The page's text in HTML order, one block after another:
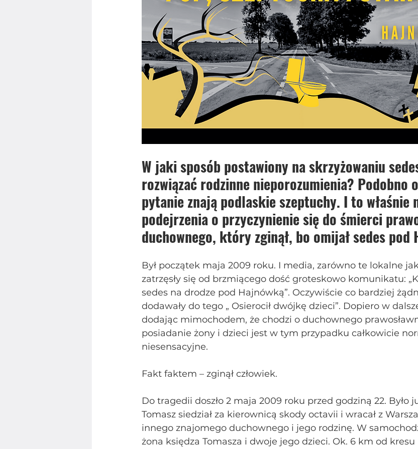
W jaki sposób postawiony na skrzyżowaniu
rozwiązać rodzinne nieporozumienia? Podobno
pytanie znają podlaskie szeptuchy. I to właśnie
podejrzenia o przyczynienie się do śmierci
duchownego, który zginął, bo omijał sedes pod
Był początek maja 2009 roku. I media, zarówno te lokalne
zatrzęsły się od brzmiącego dość groteskowo komunikatu:
sedes na drodze pod Hajnówką”. Oczywiście co bardziej
dodawały do tego „ Osierocił dwójkę dzieci”. Dopiero w
dodając mimochodem, że chodzi o duchownego
posiadanie żony i dzieci jest w tym przypadku całkowicie
niesensacyjne.
Fakt faktem – zginął człowiek.
Do tragedii doszło 2 maja 2009 roku przed godziną 22. Było
Tomasz siedział za kierownicą skody octavii i wracał z
innego znajomego duchownego i jego rodzinę. W
żona księdza Tomasza i dwoje jego dzieci. Ok. 6 km od